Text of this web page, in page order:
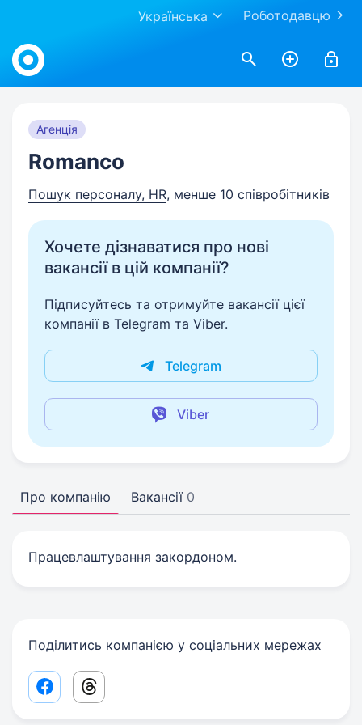
Роботодавцю
Українська
Work.ua
Агенція
Romanco
Пошук персоналу, HR, менше 10 співробітників
Хочете дізнаватися про нові
вакансії в цій компанії?
Підписуйтесь та отримуйте вакансії цієї
компанії в Telegram та Viber.
Telegram
Viber
Про компанію Вакансії 0
Працевлаштування закордоном.
Поділитись компанією у соціальних мережах
Facebook share link
Threads share link